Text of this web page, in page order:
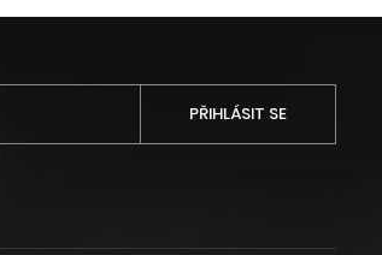
PŘIHLÁSIT SE